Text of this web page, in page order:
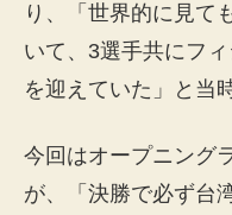
り、「世界的に見て
いて、3選手共にフ
を迎えていた」と当
今回はオープニング
が、「決勝で必ず台